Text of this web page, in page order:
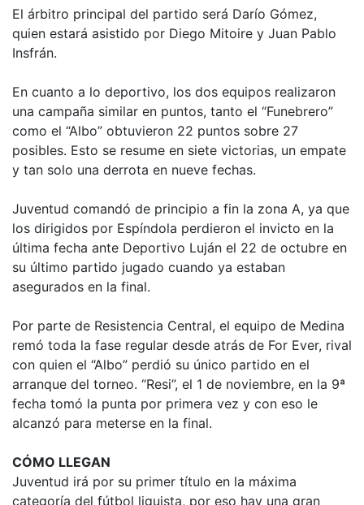
El árbitro principal del partido será Darío Gómez,
quien estará asistido por Diego Mitoire y Juan Pablo
Insfrán.
En cuanto a lo deportivo, los dos equipos realizaron
una campaña similar en puntos, tanto el “Funebrero”
como el “Albo” obtuvieron 22 puntos sobre 27
posibles. Esto se resume en siete victorias, un empate
y tan solo una derrota en nueve fechas.
Juventud comandó de principio a fin la zona A, ya que
los dirigidos por Espíndola perdieron el invicto en la
última fecha ante Deportivo Luján el 22 de octubre en
su último partido jugado cuando ya estaban
asegurados en la final.
Por parte de Resistencia Central, el equipo de Medina
remó toda la fase regular desde atrás de For Ever, rival
con quien el “Albo” perdió su único partido en el
arranque del torneo. “Resi”, el 1 de noviembre, en la 9ª
fecha tomó la punta por primera vez y con eso le
alcanzó para meterse en la final.
CÓMO LLEGAN
Juventud irá por su primer título en la máxima
categoría del fútbol liguista, por eso hay una gran